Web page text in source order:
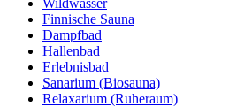
Finnische Sauna
Dampfbad
Hallenbad
Erlebnisbad
Sanarium (Biosauna)
Relaxarium (Ruheraum)